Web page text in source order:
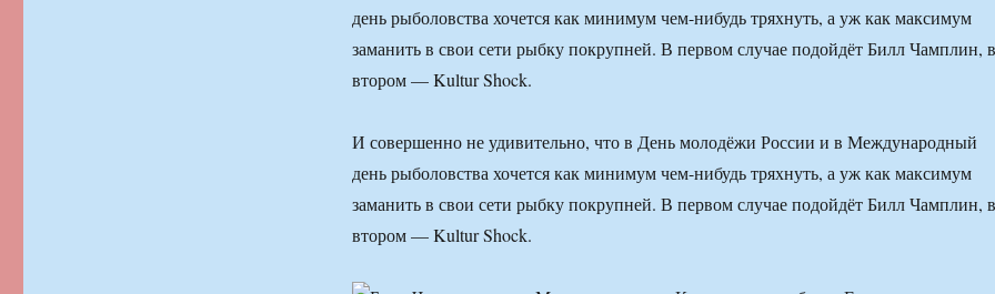
день рыболовства хочется как минимум чем-нибудь тряхнуть, а уж как максимум
заманить в свои сети рыбку покрупней. В первом случае подойдёт Билл Чамплин,
втором — Kultur Shock.
И совершенно не удивительно, что в День молодёжи России и в Международный
день рыболовства хочется как минимум чем-нибудь тряхнуть, а уж как максимум
заманить в свои сети рыбку покрупней. В первом случае подойдёт Билл Чамплин,
втором — Kultur Shock.